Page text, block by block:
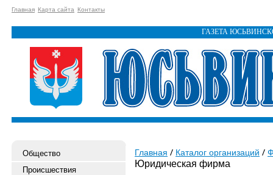
Главная Карта сайта Контакты
ГАЗЕТА
Общество
Происшествия
Главная Каталог организаций
Юридическая фирма